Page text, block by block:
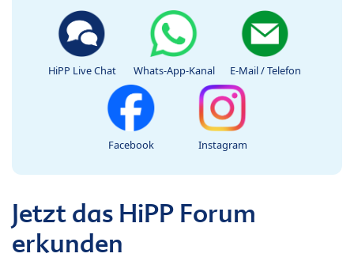
HiPP Live Chat Whats-App-Kanal E-Mail / Telefon
Facebook Instagram
Jetzt das HiPP Forum
erkunden